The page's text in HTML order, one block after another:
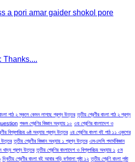
a pori amar gaider shokol pore
Thanks....
পাঠ ২ স্কুলে কেমন লাগছে প্রশ্ন উত্তর তৃতীয় শ্রেণীর বাংলা পাঠ ২ প্রশ্ন
question পঞ্চম শ্রেণির বিজ্ঞান অধ্যায় ১০ ৩য় শ্রেণির বাংলাদেশ ও
বিশ্বপরিচয় ৬ষ্ঠ অধ্যায় প্রশ্ন উত্তর ২য় শ্রেণির বাংলা বই পাঠ ১১ একুশের
উত্তর তৃতীয় শ্রেণীর বিজ্ঞান অধ্যায় ১ প্রশ্ন উত্তর এসএসসি পদার্থবিজ্ঞান
খাদ্য প্রশ্ন উত্তর তৃতীয় শ্রেণির বাংলাদেশ ও বিশ্বপরিচয় অধ্যায় ১ ৫ম
দ্বিতীয় শ্রেণীর বাংলা বই আবার পড়ি বর্ণমালা পৃষ্ঠা ১২ তৃতীয় শ্রেণি বাংলা পৃষ্ঠা